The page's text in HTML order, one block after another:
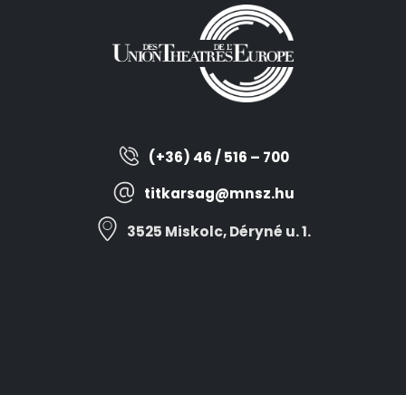
(+36) 46 / 516 – 700
titkarsag@mnsz.hu
3525 Miskolc, Déryné u. 1.